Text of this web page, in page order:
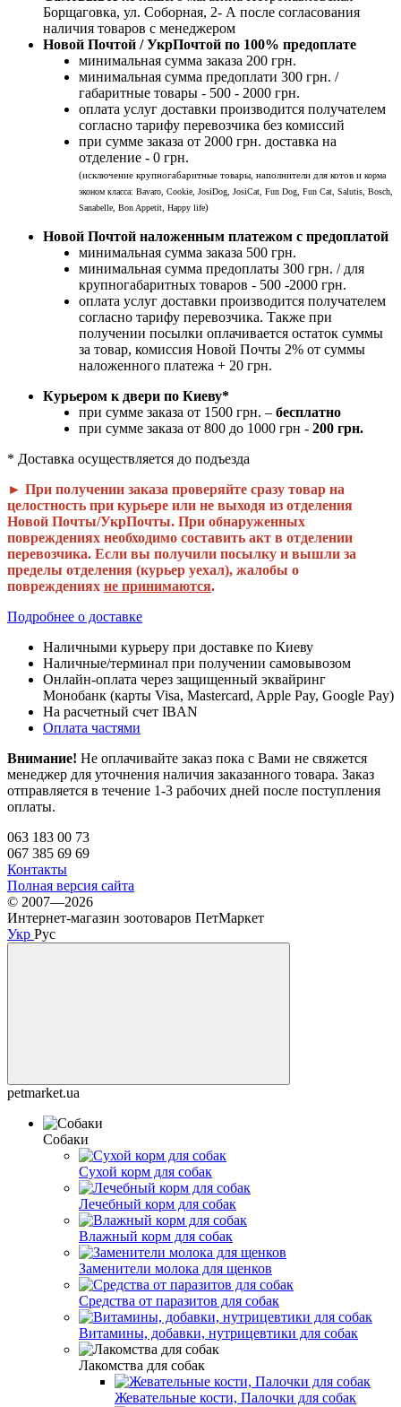
Борщаговка, ул. Соборная, 2- А после согласования
наличия товаров с менеджером
Новой Почтой / УкрПочтой по 100% предоплате
минимальная сумма заказа 200 грн.
минимальная сумма предоплати 300 грн. /
габаритные товары - 500 - 2000 грн.
оплата услуг доставки производится получателем
согласно тарифу перевозчика без комиссий
при сумме заказа от 2000 грн. доставка на
отделение - 0 грн.
(исключение крупногабаритные товары, наполнители для котов и корма
эконом класса: Bavaro, Cookie, JosiDog, JosiCat, Fun Dog, Fun Cat, Salutis, Bosch,
Sanabelle, Bon Appetit, Happy life)
Новой Почтой наложенным платежом с предоплатой
минимальная сумма заказа 500 грн.
минимальная сумма предоплаты 300 грн. / для
крупногабаритных товаров - 500 -2000 грн.
оплата услуг доставки производится получателем
согласно тарифу перевозчика. Также при
получении посылки оплачивается остаток суммы
за товар, комиссия Новой Почты 2% от суммы
наложенного платежа + 20 грн.
Курьером к двери по Киеву*
при сумме заказа от 1500 грн. – бесплатно
при сумме заказа от 800 до 1000 грн - 200 грн.
* Доставка осуществляется до подъезда
► При получении заказа проверяйте сразу товар на
целостность при курьере или не выходя из отделения
Новой Почты/УкрПочты. При обнаруженных
повреждениях необходимо составить акт в отделении
перевозчика. Если вы получили посылку и вышли за
пределы отделения (курьер уехал), жалобы о
повреждениях не принимаются.
Подробнее о доставке
Наличными курьеру при доставке по Киеву
Наличные/терминал при получении самовывозом
Онлайн-оплата через защищенный эквайринг
Монобанк (карты Visa, Mastercard, Apple Pay, Google Pay)
На расчетный счет IBAN
Оплата частями
Внимание! Не оплачивайте заказ пока с Вами не свяжется
менеджер для уточнения наличия заказанного товара. Заказ
отправляется в течение 1-3 рабочих дней после поступления
оплаты.
063 183 00 73
067 385 69 69
Контакты
Полная версия сайта
© 2007—2026
Интернет-магазин зоотоваров ПетМаркет
Укр Рус
petmarket.ua
Собаки
Сухой корм для собак
Лечебный корм для собак
Влажный корм для собак
Заменители молока для щенков
Средства от паразитов для собак
Витамины, добавки, нутрицевтики для собак
Лакомства для собак
Жевательные кости, Палочки для собак